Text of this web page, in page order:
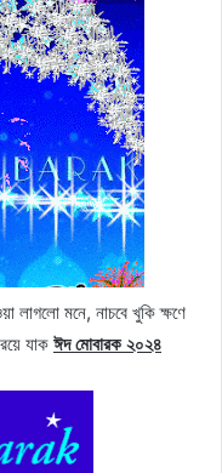
লাগলো মনে, নাচবে খুকি ক্ষণে
যাক ঈদ মোবারক ২০২৪